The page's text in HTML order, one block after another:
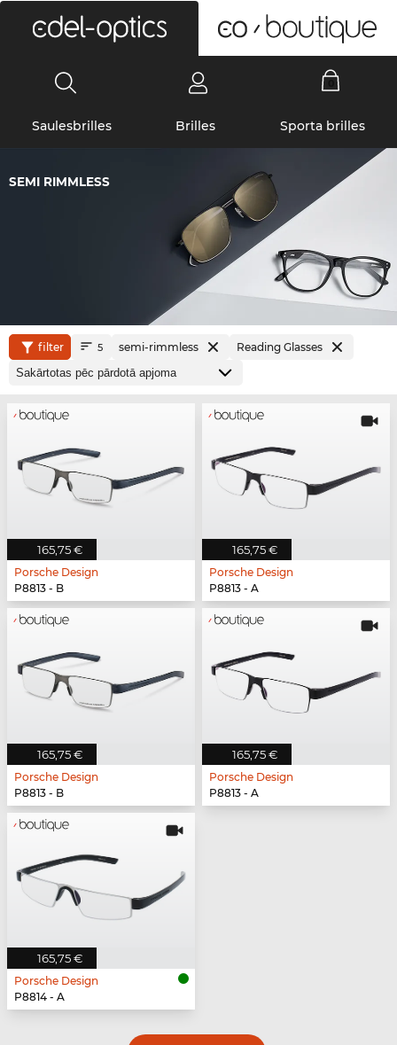
Saulesbrilles Brilles Sporta brilles
SEMI RIMMLESS
filter 5 semi-rimmless Reading Glasses
165,75 €
Porsche Design
P8813 - B
165,75 €
Porsche Design
P8813 - A
165,75 €
Porsche Design
P8813 - B
165,75 €
Porsche Design
P8813 - A
165,75 €
Porsche Design
P8814 - A